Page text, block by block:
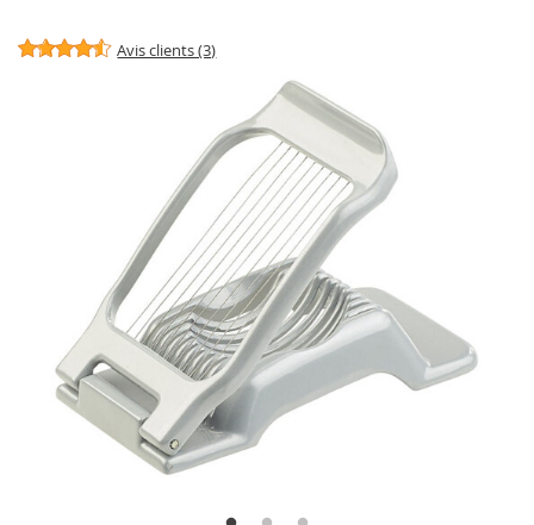
Avis clients (3)